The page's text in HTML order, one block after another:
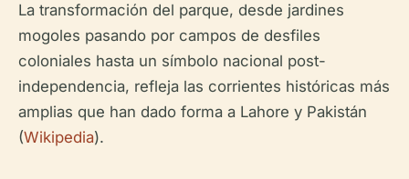
La transformación del parque, desde jardines
mogoles pasando por campos de desfiles
coloniales hasta un símbolo nacional post-
independencia, refleja las corrientes históricas más
amplias que han dado forma a Lahore y Pakistán
(Wikipedia).